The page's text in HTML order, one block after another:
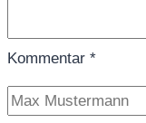
Kommentar *